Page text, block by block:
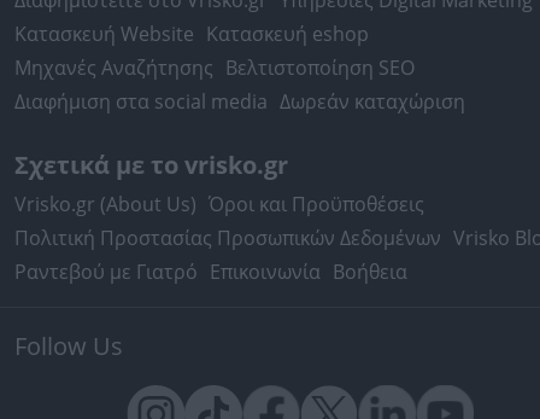
Κατασκευή Website Κατασκευή eshop
Μηχανές Αναζήτησης Βελτιστοποίηση SEO
Διαφήμιση στα social media Δωρεάν καταχώριση
Σχετικά με το vrisko.gr
Vrisko.gr (About Us) Όροι και Προϋποθέσεις
Πολιτική Προστασίας Προσωπικών Δεδομένων Vrisko
Ραντεβού με Γιατρό Επικοινωνία Βοήθεια
Follow Us